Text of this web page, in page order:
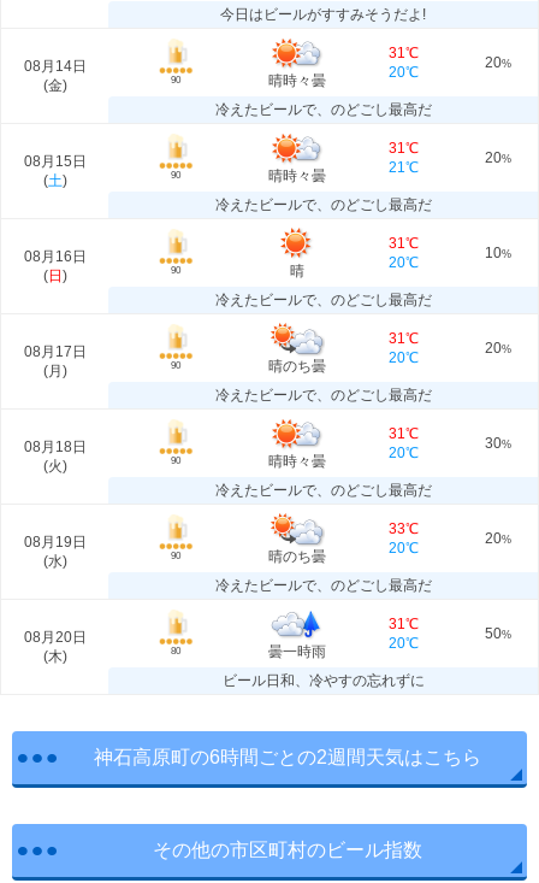
今日はビールがすすみそうだよ!
08月14日
(金) 90 晴時々曇
31℃
20℃
20%
冷えたビールで、のどごし最高だ
08月15日
(土) 90 晴時々曇
31℃
21℃
20%
冷えたビールで、のどごし最高だ
08月16日
(日 ) 90 晴
31℃
20℃
10%
冷えたビールで、のどごし最高だ
08月17日
(月 ) 90 晴のち曇
31℃
20℃
20%
冷えたビールで、のどごし最高だ
08月18日
(火) 90 晴時々曇
31℃
20℃
30%
冷えたビールで、のどごし最高だ
08月19日
(水) 90 晴のち曇
33℃
20℃
20%
冷えたビールで、のどごし最高だ
08月20日
(木) 80 曇一時雨
31℃
20℃
50%
ビール日和、冷やすの忘れずに
神石高原町の6時間ごとの2週間天気はこちら
その他の市区町村のビール指数